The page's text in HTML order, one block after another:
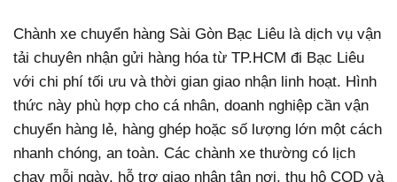
Chành xe chuyển hàng Sài Gòn Bạc Liêu là dịch vụ vận
tải chuyên nhận gửi hàng hóa từ TP.HCM đi Bạc Liêu
với chi phí tối ưu và thời gian giao nhận linh hoạt. Hình
thức này phù hợp cho cá nhân, doanh nghiệp cần vận
chuyển hàng lẻ, hàng ghép hoặc số lượng lớn một cách
nhanh chóng, an toàn. Các chành xe thường có lịch
chạy mỗi ngày, hỗ trợ giao nhận tận nơi, thu hộ COD và